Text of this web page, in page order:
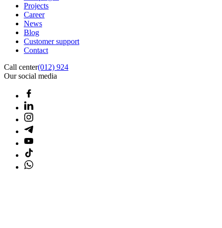
Projects
Career
News
Blog
Customer support
Contact
Call center(012) 924
Our social media